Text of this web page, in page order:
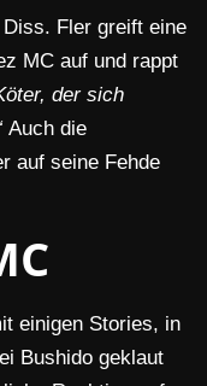
Fler greift eine
MC auf und rappt
der sich
Auch die
auf seine Fehde
einigen Stories, in
Bushido geklaut